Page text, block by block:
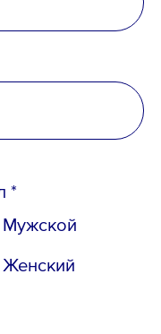
кадрового
*
Мужской
Женский